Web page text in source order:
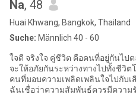
Na, 48
Huai Khwang, Bangkok, Thailand
Suche: Männlich 40 - 60
ใจดี จริงใจ คู่ชีวิต คือคนที่อยู่กันไป
จะให้อภัยกันระหว่างทางไปทั้งชีวิต
คนที่มอบความเพลิดเพลินใจไปกับ
ฉันเชื่อว่าความสัมพันธ์ควรมีความ